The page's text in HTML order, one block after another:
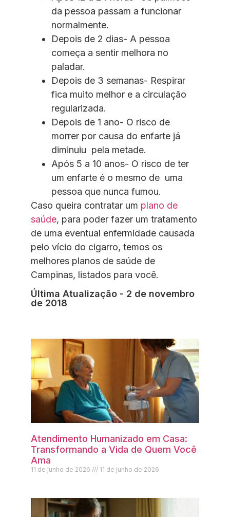
da pessoa passam a funcionar
normalmente.
Depois de 2 dias- A pessoa
começa a sentir melhora no
paladar.
Depois de 3 semanas- Respirar
fica muito melhor e a circulação
regularizada.
Depois de 1 ano- O risco de
morrer por causa do enfarte já
diminuiu pela metade.
Após 5 a 10 anos- O risco de ter
um enfarte é o mesmo de uma
pessoa que nunca fumou.
Caso queira contratar um plano de
saúde, para poder fazer um tratamento
de uma eventual enfermidade causada
pelo vício do cigarro, temos os
melhores planos de saúde de
Campinas, listados para você.
Última Atualização - 2 de novembro
de 2018
Atendimento Humanizado em Casa:
Transformando a Vida de Quem Você
Ama
11 de junho de 2026 11 de junho de 2026